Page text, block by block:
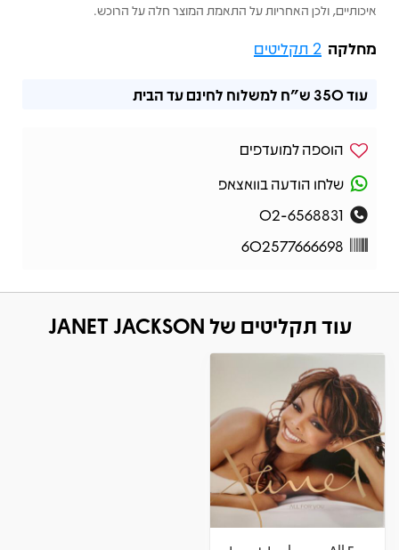
איכותיים, ולכן האחריות על התאמת המוצר חלה על הרוכש.
מחלקה 2 תקליטים
עוד350 ש"ח למשלוח לחינם עד הבית
הוספה למועדפים
שלחו הודעה בוואצאפ
02-6568831
602577666698
עוד תקליטים של JANET JACKSON